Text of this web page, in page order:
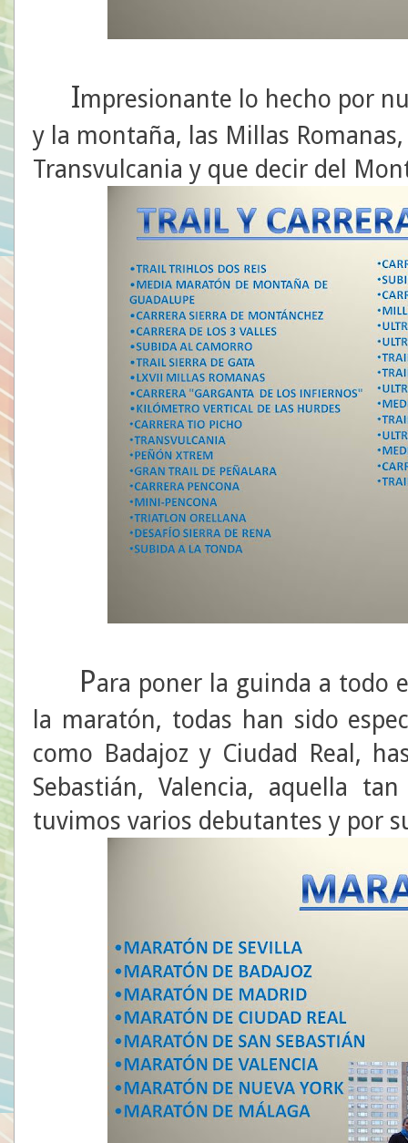
Impresionante lo hecho por
y la montaña, las Millas
Transvulcania y que decir del
Para poner la guinda a todo
la maratón, todas han sido
como Badajoz y Ciudad Real,
Sebastián, Valencia, aquella
tuvimos varios debutantes y por